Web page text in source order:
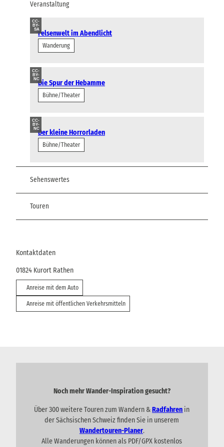
Veranstaltung
CC-
BY-
SAFelsenwelt im Abendlicht
Wanderung
CC-
BY-
NCDie Spur der Hebamme
Bühne/Theater
CC-
BY-
NCDer kleine Horrorladen
Bühne/Theater
Sehenswertes
Touren
Kontaktdaten
01824 Kurort Rathen
Anreise mit dem Auto
Anreise mit öffentlichen Verkehrsmitteln
Noch mehr Wander-Inspiration gesucht?
Über 300 weitere Touren zum Wandern &Radfahren in
der Sächsischen Schweiz finden Sie in unserem
Wandertouren-Planer.
Alle Wanderungen können als PDF/GPX kostenlos